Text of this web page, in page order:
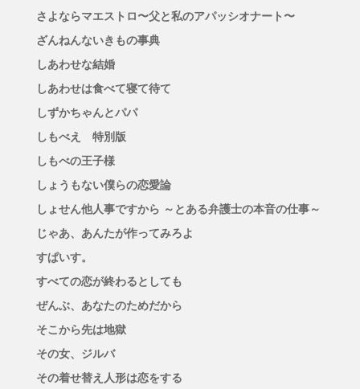
さよならマエストロ〜父と私のアパッシオナート〜
ざんねんないきもの事典
しあわせな結婚
しあわせは食べて寝て待て
しずかちゃんとパパ
しもべえ 特別版
しもべの王子様
しょうもない僕らの恋愛論
しょせん他人事ですから ～とある弁護士の本音の仕事～
じゃあ、あんたが作ってみろよ
すぱいす。
すべての恋が終わるとしても
ぜんぶ、あなたのためだから
そこから先は地獄
その女、ジルバ
その着せ替え人形は恋をする